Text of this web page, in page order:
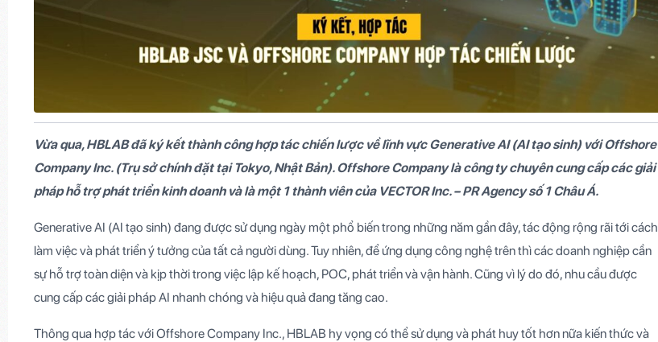
Vừa qua, HBLAB đã ký kết thành công hợp tác chiến lược về lĩnh vực Generative AI (AI tạo sinh) với Offshore
Company Inc. (Trụ sở chính đặt tại Tokyo, Nhật Bản). Offshore Company là công ty chuyên cung cấp các giải
pháp hỗ trợ phát triển kinh doanh và là một 1 thành viên của VECTOR Inc. – PR Agency số 1 Châu Á.
Generative AI (AI tạo sinh) đang được sử dụng ngày một phổ biến trong những năm gần đây, tác động rộng rãi tới cách
làm việc và phát triển ý tưởng của tất cả người dùng. Tuy nhiên, để ứng dụng công nghệ trên thì các doanh nghiệp cần
sự hỗ trợ toàn diện và kịp thời trong việc lập kế hoạch, POC, phát triển và vận hành. Cũng vì lý do đó, nhu cầu được
cung cấp các giải pháp AI nhanh chóng và hiệu quả đang tăng cao.
Thông qua hợp tác với Offshore Company Inc., HBLAB hy vọng có thể sử dụng và phát huy tốt hơn nữa kiến thức và